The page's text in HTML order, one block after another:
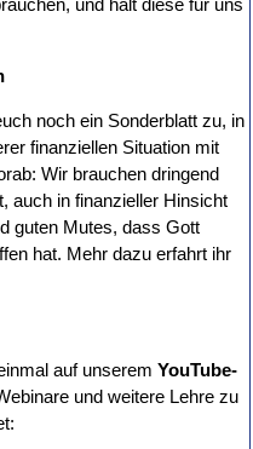
und hält diese für uns
noch ein Sonderblatt zu, in
finanziellen Situation mit
Wir brauchen dringend
auch in finanzieller Hinsicht
guten Mutes, dass Gott
hat. Mehr dazu erfahrt ihr
auf unseremYouTube-
und weitere Lehre zu